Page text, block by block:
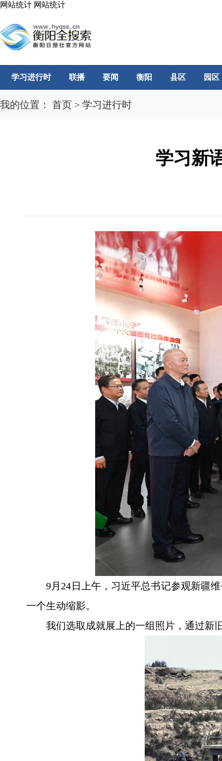
网站统计 网站统计
学习进行时 联播 要闻 衡阳 县区 园区
我的位置： 首页 > 学习进行时
学习新
9月24日上午，习近平总书记参观新疆
一个生动缩影。
我们选取成就展上的一组照片，通过新